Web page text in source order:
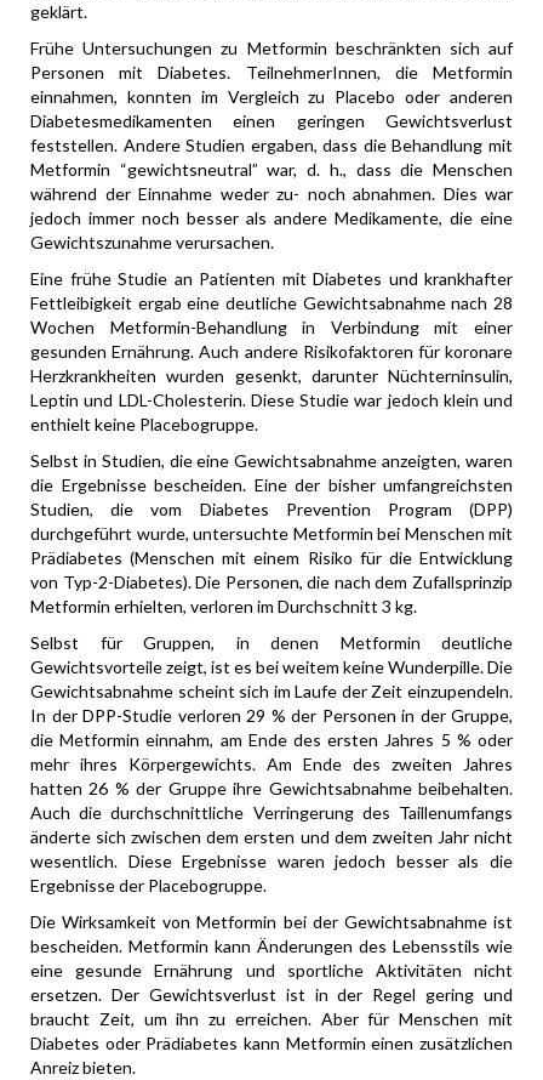
geklärt.
Frühe Untersuchungen zu Metformin beschränkten sich auf
Personen mit Diabetes. TeilnehmerInnen, die Metformin
einnahmen, konnten im Vergleich zu Placebo oder anderen
Diabetesmedikamenten einen geringen Gewichtsverlust
feststellen. Andere Studien ergaben, dass die Behandlung mit
Metformin “gewichtsneutral” war, d. h., dass die Menschen
während der Einnahme weder zu- noch abnahmen. Dies war
jedoch immer noch besser als andere Medikamente, die eine
Gewichtszunahme verursachen.
Eine frühe Studie an Patienten mit Diabetes und krankhafter
Fettleibigkeit ergab eine deutliche Gewichtsabnahme nach 28
Wochen Metformin-Behandlung in Verbindung mit einer
gesunden Ernährung. Auch andere Risikofaktoren für koronare
Herzkrankheiten wurden gesenkt, darunter Nüchterninsulin,
Leptin und LDL-Cholesterin. Diese Studie war jedoch klein und
enthielt keine Placebogruppe.
Selbst in Studien, die eine Gewichtsabnahme anzeigten, waren
die Ergebnisse bescheiden. Eine der bisher umfangreichsten
Studien, die vom Diabetes Prevention Program (DPP)
durchgeführt wurde, untersuchte Metformin bei Menschen mit
Prädiabetes (Menschen mit einem Risiko für die Entwicklung
von Typ-2-Diabetes). Die Personen, die nach dem Zufallsprinzip
Metformin erhielten, verloren im Durchschnitt 3 kg.
Selbst für Gruppen, in denen Metformin deutliche
Gewichtsvorteile zeigt, ist es bei weitem keine Wunderpille. Die
Gewichtsabnahme scheint sich im Laufe der Zeit einzupendeln.
In der DPP-Studie verloren 29 % der Personen in der Gruppe,
die Metformin einnahm, am Ende des ersten Jahres 5 % oder
mehr ihres Körpergewichts. Am Ende des zweiten Jahres
hatten 26 % der Gruppe ihre Gewichtsabnahme beibehalten.
Auch die durchschnittliche Verringerung des Taillenumfangs
änderte sich zwischen dem ersten und dem zweiten Jahr nicht
wesentlich. Diese Ergebnisse waren jedoch besser als die
Ergebnisse der Placebogruppe.
Die Wirksamkeit von Metformin bei der Gewichtsabnahme ist
bescheiden. Metformin kann Änderungen des Lebensstils wie
eine gesunde Ernährung und sportliche Aktivitäten nicht
ersetzen. Der Gewichtsverlust ist in der Regel gering und
braucht Zeit, um ihn zu erreichen. Aber für Menschen mit
Diabetes oder Prädiabetes kann Metformin einen zusätzlichen
Anreiz bieten.